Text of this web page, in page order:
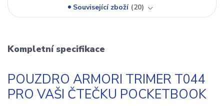
Související zboží 20
Kompletní specifikace
POUZDRO ARMORI TRIMER T044
PRO VAŠI ČTEČKU POCKETBOOK